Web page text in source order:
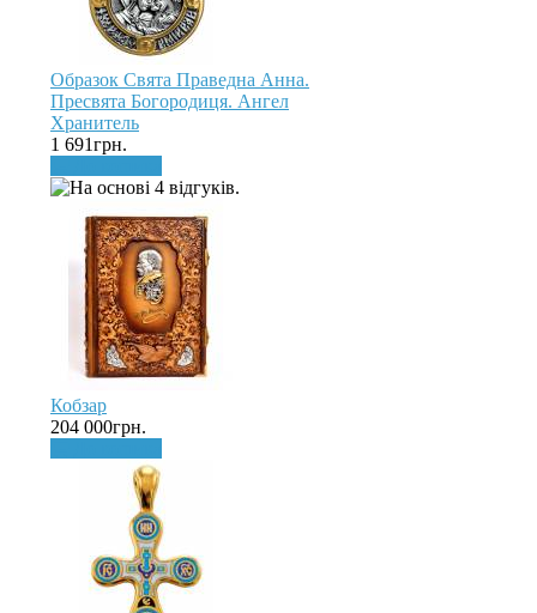
Образок Свята Праведна Анна.
Пресвята Богородиця. Ангел
Хранитель
1 691грн.
Кобзар
204 000грн.